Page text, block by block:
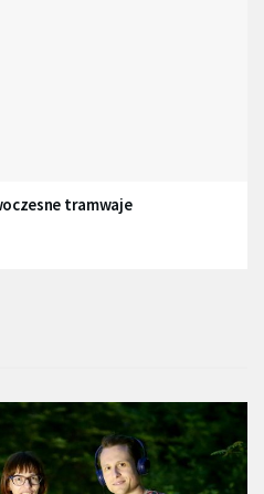
tramwaje